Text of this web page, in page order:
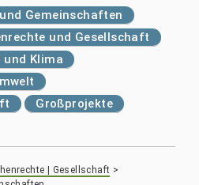
Gemeinschaften
und Gesellschaft
und Klima
Großprojekte
| Gesellschaft >